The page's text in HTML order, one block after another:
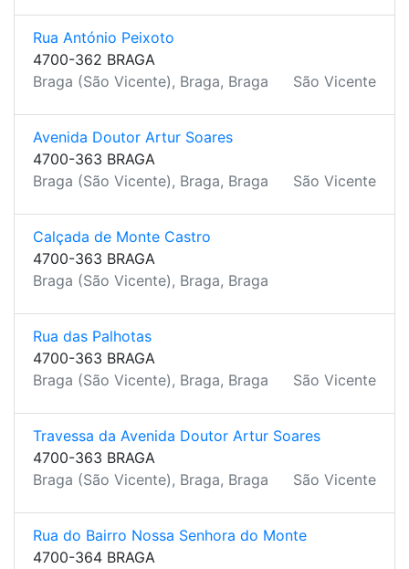
Rua António Peixoto
4700-362 BRAGA
Braga (São Vicente), Braga, Braga
São Vicente
Avenida Doutor Artur Soares
4700-363 BRAGA
Braga (São Vicente), Braga, Braga
São Vicente
Calçada de Monte Castro
4700-363 BRAGA
Braga (São Vicente), Braga, Braga
Rua das Palhotas
4700-363 BRAGA
Braga (São Vicente), Braga, Braga
São Vicente
Travessa da Avenida Doutor Artur Soares
4700-363 BRAGA
Braga (São Vicente), Braga, Braga
São Vicente
Rua do Bairro Nossa Senhora do Monte
4700-364 BRAGA